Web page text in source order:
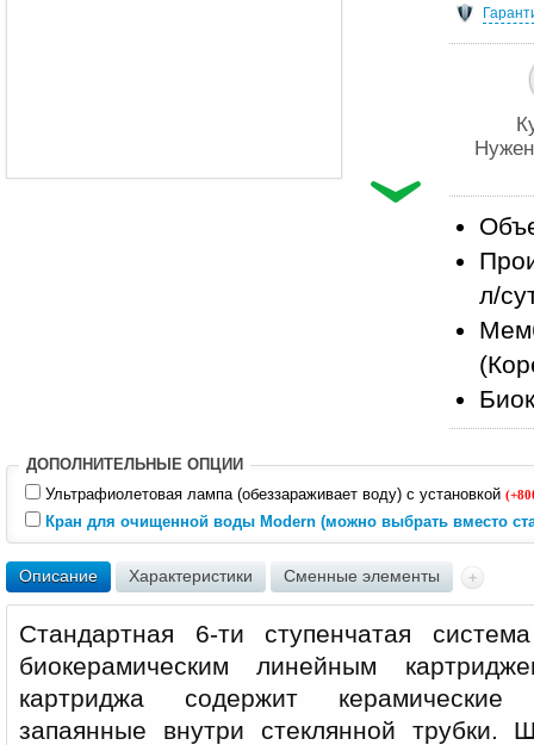
л/
ДОПОЛНИТЕЛЬНЫЕ ОПЦИИ
Ультрафиолетовая лампа (обеззараживает воду) с установкой
Кран для очищенной воды Modern (можно выбрать вместо
Описание Характеристики Сменные элементы
Стандартная 6-ти ступенчатая
биокерамическим линейным
картриджа содержит керамические
запаянные внутри стеклянной трубки.